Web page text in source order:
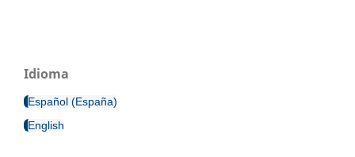
Idioma
Español (España)
English